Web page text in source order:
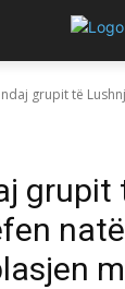
grupit të
grupit